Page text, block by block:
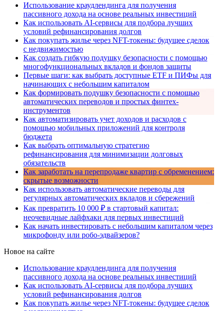
Использование краудлендинга для получения
пассивного дохода на основе реальных инвестиций
Как использовать AI-сервисы для подбора лучших
условий рефинансирования долгов
Как покупать жилье через NFT-токены: будущее сделок
с недвижимостью
Как создать гибкую подушку безопасности с помощью
многофункциональных вкладов и фондов защиты
Первые шаги: как выбрать доступные ETF и ПИФы для
начинающих с небольшим капиталом
Как формировать подушку безопасности с помощью
автоматических переводов и простых финтех-
инструментов
Как автоматизировать учет доходов и расходов с
помощью мобильных приложений для контроля
бюджета
Как выбрать оптимальную стратегию
рефинансирования для минимизации долговых
обязательств
Как заработать на перепродаже квартир с обременением:
скрытые возможности
Как использовать автоматические переводы для
регулярных автоматических вкладов и сбережений
Как превратить 10 000 ₽ в стартовый капитал:
неочевидные лайфхаки для первых инвестиций
Как начать инвестировать с небольшим капиталом через
микрофонду или робо-эдвайзеров?
Новое на сайте
Использование краудлендинга для получения
пассивного дохода на основе реальных инвестиций
Как использовать AI-сервисы для подбора лучших
условий рефинансирования долгов
Как покупать жилье через NFT-токены: будущее сделок